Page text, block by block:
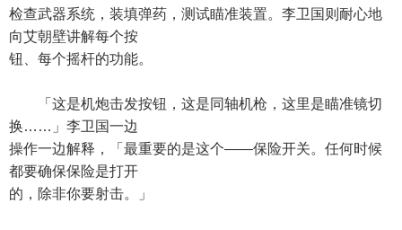
检查武器系统，装填弹药，测试瞄准装置。李卫国则耐心地
向艾朝壁讲解每个按
钮、每个摇杆的功能。
「这是机炮击发按钮，这是同轴机枪，这里是瞄准镜切
换……」李卫国一边
操作一边解释，「最重要的是这个——保险开关。任何时候
都要确保保险是打开
的，除非你要射击。」